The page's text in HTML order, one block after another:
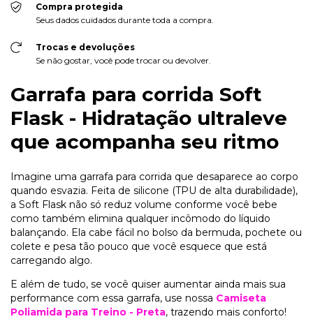
Compra protegida
Seus dados cuidados durante toda a compra.
Trocas e devoluções
Se não gostar, você pode trocar ou devolver.
Garrafa para corrida Soft
Flask - Hidratação ultraleve
que acompanha seu ritmo
Imagine uma garrafa para corrida que desaparece ao corpo
quando esvazia. Feita de silicone (TPU de alta durabilidade),
a Soft Flask não só reduz volume conforme você bebe
como também elimina qualquer incômodo do líquido
balançando. Ela cabe fácil no bolso da bermuda, pochete ou
colete e pesa tão pouco que você esquece que está
carregando algo.
E além de tudo, se você quiser aumentar ainda mais sua
performance com essa garrafa, use nossa Camiseta
Poliamida para Treino - Preta, trazendo mais conforto!